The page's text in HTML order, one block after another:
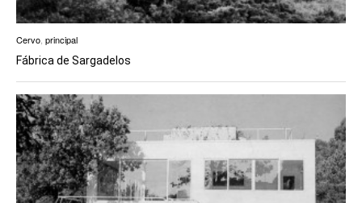
Cervo, principal
Fábrica de Sargadelos